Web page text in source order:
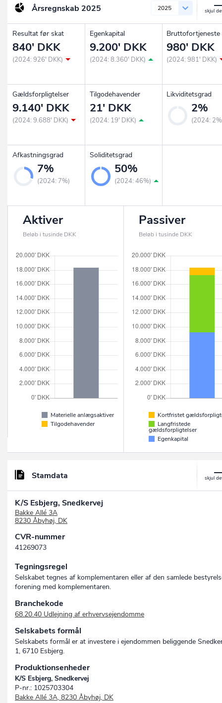
Årsregnskab 2025 2025
Resultat før skat
840' DKK
(2024: 926' DKK)
Egenkapital
9.200' DKK
(2024: 8.360' DKK)
Bruttofortjeneste
980' DKK
(2024: 981' DKK)
Gældsforpligtelser
9.140' DKK
(2024: 9.688' DKK)
Tilgodehavender
21' DKK
(2024: 19' DKK)
Likviditetsgrad
2%
(2024:
Afkastningsgrad
7%
(2024: 7%)
Soliditetsgrad
50%
(2024: 46%)
Aktiver
Beløb i tusinde DKK
Materielle anlægsaktiver
Tilgodehavender
Passiver
Beløb i tusinde DKK
Kortfristet
Langfristede
gældsforpligtelser
Egenkapital
Stamdata
K/S Esbjerg, Snedkervej
Bakke Allé 3A
8230 Åbyhøj, DK
CVR-nummer
41269073
Tegningsregel
Selskabet tegnes af komplementaren eller af den samlede
forening med komplementaren.
Branchekode
68.20.40 Udlejning af erhvervsejendomme
Selskabets formål
Selskabets formål er at investere i ejendommen beliggende
1, 6710 Esbjerg.
Produktionsenheder
K/S Esbjerg, Snedkervej
P-nr.: 1025703304
Bakke Allé 3A, 8230 Åbyhøj, DK